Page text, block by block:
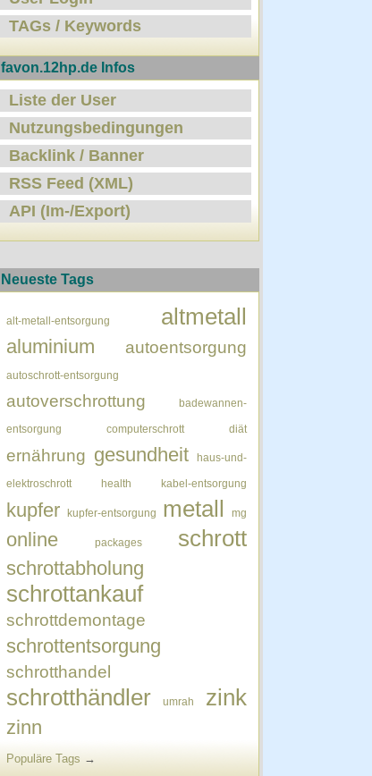
TAGs / Keywords
favon.12hp.de Infos
Liste der User
Nutzungsbedingungen
Backlink / Banner
RSS Feed (XML)
API (Im-/Export)
Neueste Tags
alt-metall-entsorgung altmetall
aluminium autoentsorgung
autoschrott-entsorgung
autoverschrottung badewannen-
entsorgung computerschrott diät
ernährung gesundheit haus-und-
elektroschrott health kabel-entsorgung
kupfer kupfer-entsorgung metall mg
online packages schrott
schrottabholung
schrottankauf
schrottdemontage
schrottentsorgung
schrotthandel
schrotthändler umrah zink
zinn
Populäre Tags →